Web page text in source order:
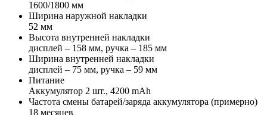
1600/1800 мм
Ширина наружной накладки
52 мм
Высота внутренней накладки
дисплей – 158 мм, ручка – 185 мм
Ширина внутренней накладки
дисплей – 75 мм, ручка – 59 мм
Питание
Аккумулятор 2 шт., 4200 mAh
Частота смены батарей/заряда аккумулятора (примерно)
18 месяцев